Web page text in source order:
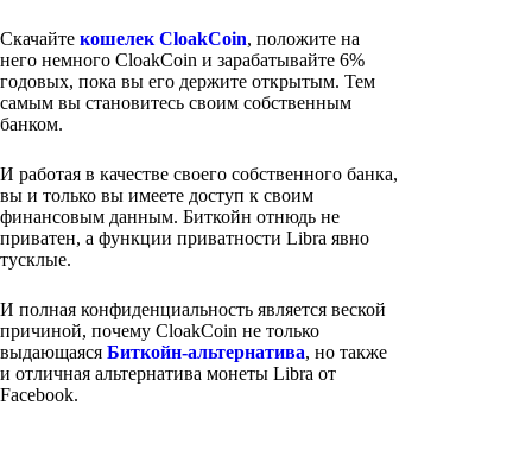
Скачайте кошелек CloakCoin, положите на
него немного CloakCoin и зарабатывайте 6%
годовых, пока вы его держите открытым. Тем
самым вы становитесь своим собственным
банком.
И работая в качестве своего собственного банка,
вы и только вы имеете доступ к своим
финансовым данным. Биткойн отнюдь не
приватен, а функции приватности Libra явно
тусклые.
И полная конфиденциальность является веской
причиной, почему CloakCoin не только
выдающаяся Биткойн-альтернатива, но также
и отличная альтернатива монеты Libra от
Facebook.